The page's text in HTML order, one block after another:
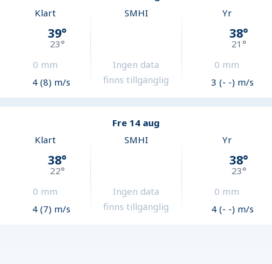
Klart
39°
23°
0 mm
4 (8) m/s
SMHI
Ingen data
finns tillgänglig
Yr
38°
21°
0 mm
3 (- -) m/s
Fre 14 aug
Klart
38°
22°
0 mm
4 (7) m/s
SMHI
Ingen data
finns tillgänglig
Yr
38°
23°
0 mm
4 (- -) m/s